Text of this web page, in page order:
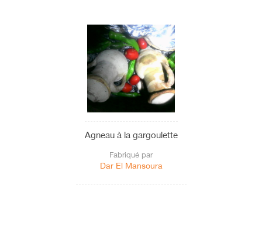
Agneau à la gargoulette
Fabriqué par
Dar El Mansoura